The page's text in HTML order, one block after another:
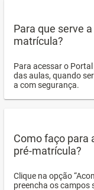
Para que serve
matrícula?
Para acessar o
das aulas, quando
a com segurança.
Como faço para
pré-matrícula?
Clique na opção
preencha os campos